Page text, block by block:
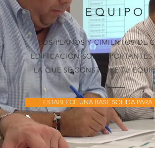
EQUIPO
LOS PLANOS Y CIMIENTOS DE
EDIFICACIÓN SON
LA QUE SE CONSTRUYE TU
ESTABLECE UNA BASE SÓLIDA PARA